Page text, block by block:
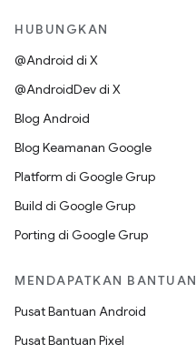
HUBUNGKAN
@Android di X
@AndroidDev di X
Blog Android
Blog Keamanan Google
Platform di Google Grup
Build di Google Grup
Porting di Google Grup
MENDAPATKAN BANTUAN
Pusat Bantuan Android
Pusat Bantuan Pixel